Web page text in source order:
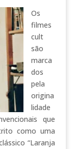
Os
filmes
cult
são
marca
dos
pela
origina
lidade
que
como uma
“Laranja